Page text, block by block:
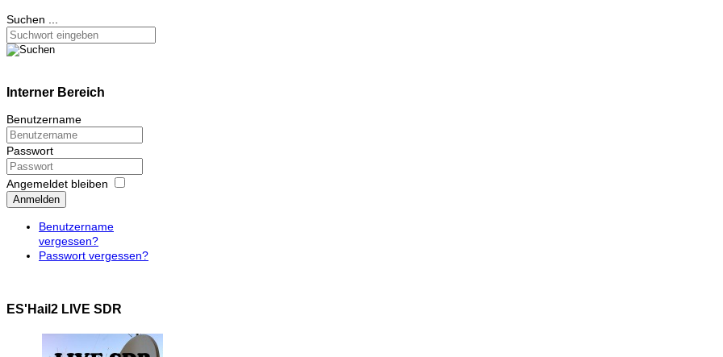
Suchen ...
Interner Bereich
Benutzername
Passwort
Angemeldet bleiben
Anmelden
Benutzername
vergessen?
Passwort vergessen?
ES'Hail2 LIVE SDR